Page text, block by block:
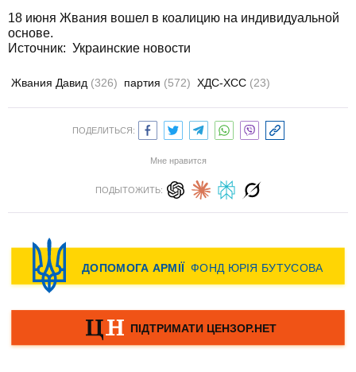
18 июня Жвания вошел в коалицию на индивидуальной
основе.
Источник: Украинские новости
Жвания Давид (326) партия (572) ХДС-ХСС (23)
ПОДЕЛИТЬСЯ:
Мне нравится
ПОДЫТОЖИТЬ: